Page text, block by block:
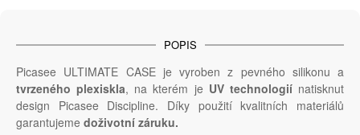
POPIS
Picasee ULTIMATE CASE je vyroben z pevného silikonu a
tvrzeného plexiskla, na kterém je UV technologiínatisknut
design Picasee Discipline. Díky použití kvalitních materiálů
garantujeme doživotní záruku.